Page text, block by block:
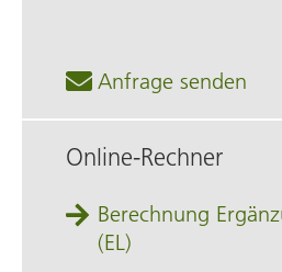
Anfrage senden
Online-Rechner
Berechnung
(EL)